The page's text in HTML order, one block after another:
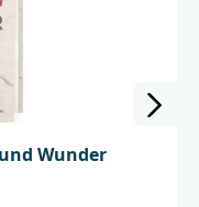
Wunder